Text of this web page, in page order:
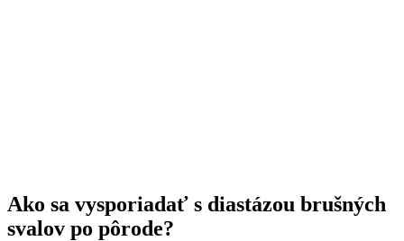
Ako sa vysporiadať s diastázou brušných
svalov po pôrode?